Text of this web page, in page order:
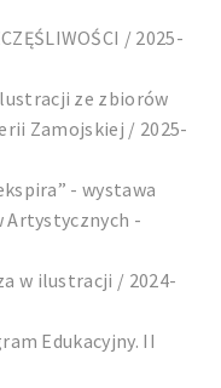
/ 2025-
ze zbiorów
Zamojskiej / 2025-
- wystawa
Artystycznych -
w ilustracji / 2024-
Edukacyjny. II